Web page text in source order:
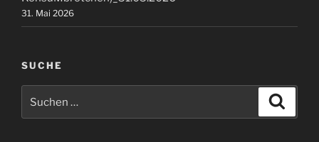
31. Mai 2026
SUCHE
nach: